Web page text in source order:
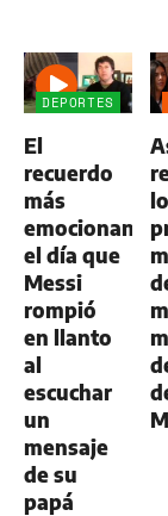
DEPORTES
El
recuerdo
más
emocionante:
el día que
Messi
rompió
en llanto
al
escuchar
un
mensaje
de su
papá